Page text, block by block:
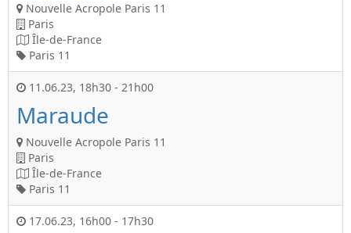
Nouvelle Acropole Paris 11
Paris
Île-de-France
Paris 11
11.06.23, 18h30 - 21h00
Maraude
Nouvelle Acropole Paris 11
Paris
Île-de-France
Paris 11
17.06.23, 16h00 - 17h30